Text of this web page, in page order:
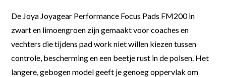
De Joya Joyagear Performance Focus Pads FM200 in
zwart en limoengroen zijn gemaakt voor coaches en
vechters die tijdens pad work niet willen kiezen tussen
controle, bescherming en een beetje rust in de polsen. Het
langere, gebogen model geeft je genoeg oppervlak om